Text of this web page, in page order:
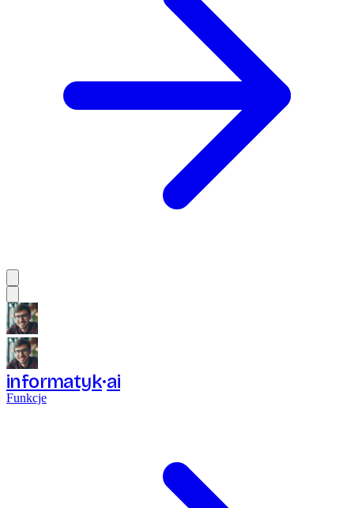
informatyk ai
Funkcje